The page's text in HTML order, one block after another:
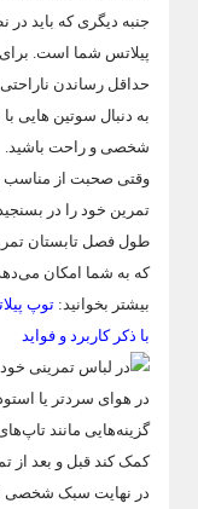
جنبه دیگری که باید
پیلاتس شما است.
حداقل رساندن
به دنبال سوتین هایی
شخصی و راحت باشید.
وقتی صحبت از مناسب
تمرین خود را در
طول فصل تابستان
که به شما امکان
بیشتر بخوانید:
با ذکر کاربرد و فواید
در هوای سردتر یا
گزینه‌هایی مانند
کمک کند قبل و بعد از
در نهایت سبک شخصی